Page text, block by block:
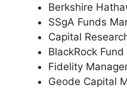
Berkshire
SSgA Funds
Capital
BlackRock
Fidelity
Geode Capital